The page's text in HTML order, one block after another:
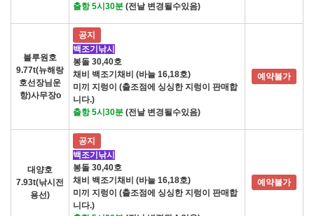
출항 5시30분 (전날 변경될수있음)
블루원호
9.77t(뉴해랑
호선장님운
항)사무장o
공지
백조기낚시
봉돌 30,40호
채비 백조기채비 (바늘 16,18호)
미끼 지렁이 (출조점에 싱싱한 지렁이 판매합
니다.)
출항 5시30분 (전날 변경될수있음)
예약불가
대양호
7.93t(낚시전
용선)
공지
백조기낚시
봉돌 30,40호
채비 백조기채비 (바늘 16,18호)
미끼 지렁이 (출조점에 싱싱한 지렁이 판매합
니다.)
예약불가